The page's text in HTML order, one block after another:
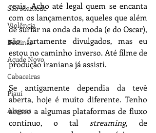
São Mamede
Violência
Boninas
Açude Novo
Cabaceiras
Piauí
Alagoas
reais. Acho até legal quem se encanta
com os lançamentos, aqueles que além
de surfar na onda da moda (e do Oscar),
são fartamente divulgados, mas eu
estou no caminho inverso. Até filme de
produção iraniana já assisti.
Se antigamente dependia da tevê
aberta, hoje é muito diferente. Tenho
acesso a algumas plataformas de fluxo
contínuo, o tal streaming, de